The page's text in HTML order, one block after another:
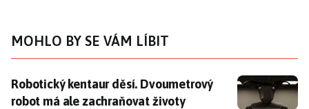
MOHLO BY SE VÁM LÍBIT
Robotický kentaur děsí. Dvoumetrový robot má ale
Robotický kentaur děsí. Dvoumetrový
robot má ale zachraňovat životy